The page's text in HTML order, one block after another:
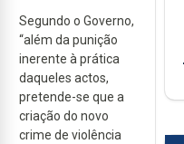
Segundo o Governo,
“além da punição
inerente à prática
daqueles actos,
pretende-se que a
criação do novo
crime de violência